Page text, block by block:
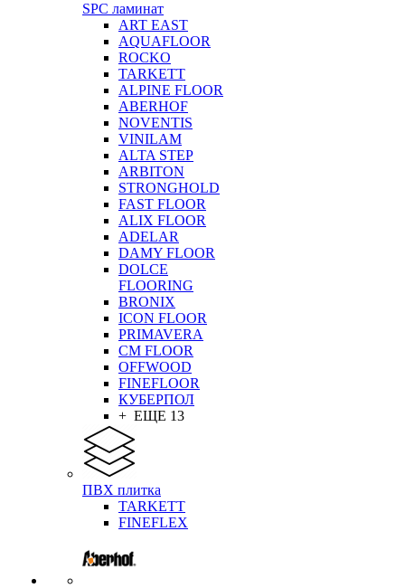
SPC ламинат
ART EAST
AQUAFLOOR
ROCKO
TARKETT
ALPINE FLOOR
ABERHOF
NOVENTIS
VINILAM
ALTA STEP
ARBITON
STRONGHOLD
FAST FLOOR
ALIX FLOOR
ADELAR
DAMY FLOOR
DOLCE
FLOORING
BRONIX
ICON FLOOR
PRIMAVERA
CM FLOOR
OFFWOOD
FINEFLOOR
КУБЕРПОЛ
+ ЕЩЕ 13
ПВХ плитка
TARKETT
FINEFLEX